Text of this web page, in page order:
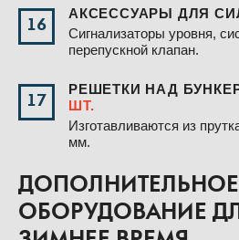
16
АКСЕССУАРЫ ДЛЯ
Сигнализаторы уровня,
перепускной клапан.
17
РЕШЕТКИ НАД
ШТ.
Изготавливаются из
мм.
ДОПОЛНИТЕЛЬНОЕ
ОБОРУДОВАНИЕ